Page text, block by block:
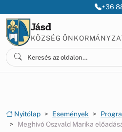
+36
Jásd
KÖZSÉG
Nyitólap Események
Meghívó Oszvald Marika